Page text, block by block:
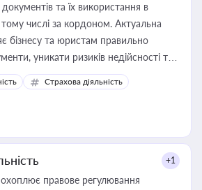
та їх використання в
числі за кордоном. Актуальна
бізнесу та юристам правильно
уникати ризиків недійсності та
прийняття органами влади та
Страхова діяльність
+1
правове регулювання